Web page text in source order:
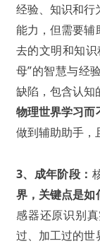
经验、知识和行
能力，但需要辅
去的文明和知
母”的智慧与经
缺陷，包含认知
物理世界学习而
做到辅助助手，
3、成年阶段：
界，关键点是如
感器还原识别
过、加工过的世